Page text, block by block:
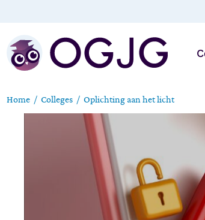
Home Colleges Oplichting aan het licht